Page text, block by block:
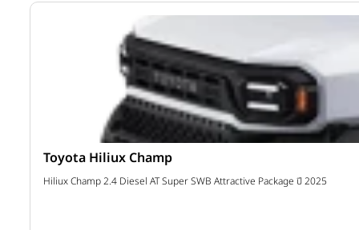
Ford Ranger
Ranger Standard Cab XL 2.0L Turbo 4x4 10AT ปี 2026